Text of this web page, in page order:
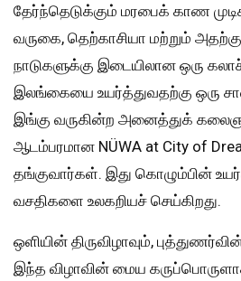
தேர்ந்தெடுக்கும் மரபைக் காண
வருகை, தெற்காசியா மற்றும்
நாடுகளுக்கு இடையிலான ஒரு
இலங்கையை உயர்த்துவதற்கு ஒரு
இங்கு வருகின்ற அனைத்துக்
ஆடம்பரமான NÜWA at City of
தங்குவார்கள். இது கொழும்பின்
வசதிகளை உலகறியச் செய்கிறது.
ஒளியின் திருவிழாவும்,
இந்த விழாவின் மைய